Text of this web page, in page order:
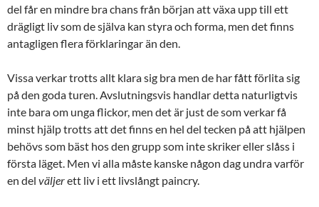
del får en mindre bra chans från början att växa upp till ett
drägligt liv som de själva kan styra och forma, men det finns
antagligen flera förklaringar än den.
Vissa verkar trotts allt klara sig bra men de har fått förlita sig
på den goda turen. Avslutningsvis handlar detta naturligtvis
inte bara om unga flickor, men det är just de som verkar få
minst hjälp trotts att det finns en hel del tecken på att hjälpen
behövs som bäst hos den grupp som inte skriker eller slåss i
första läget. Men vi alla måste kanske någon dag undra varför
en del väljerett liv i ett livslångt paincry.